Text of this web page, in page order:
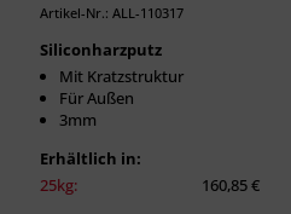
Artikel-Nr.: ALL-110317
Siliconharzputz
Mit Kratzstruktur
Für Außen
3mm
Erhältlich in:
25kg:
160,85 €